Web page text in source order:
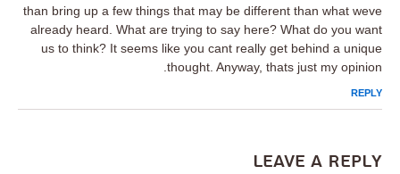
than bring up a few things that may be different than what weve
already heard. What are trying to say here? What do you want
us to think? It seems like you cant really get behind a unique
thought. Anyway, thats just my opinion.
REPLY
Leave a Reply